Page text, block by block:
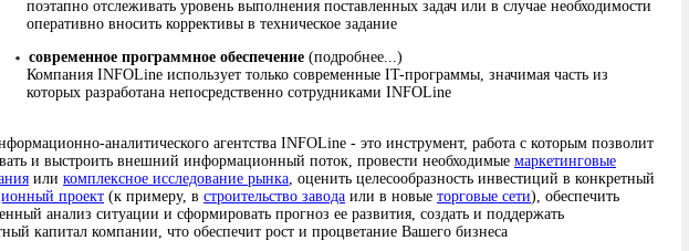
поэтапно отслеживать уровень выполнения поставленных задач или в случае необходимости
оперативно вносить коррективы в техническое задание
современное программное обеспечение (подробнее...)
Компания INFOLine использует только современные IT-программы, значимая часть из
которых разработана непосредственно сотрудниками INFOLine
аналитического агентства INFOLine - это инструмент, работа с которым позволит
и выстроить внешний информационный поток, провести необходимые маркетинговые
или комплексное исследование рынка , оценить целесообразность инвестиций в конкретный
проект (к примеру, в строительство завода или в новые торговые сети), обеспечить
анализ ситуации и сформировать прогноз ее развития, создать и поддержать
капитал компании, что обеспечит рост и процветание Вашего бизнеса